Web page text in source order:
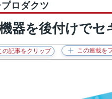
ロダクツ
器を後付けで